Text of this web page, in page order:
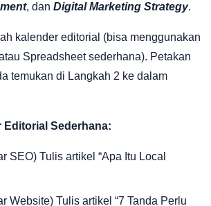
, dan Digital Marketing Strategy.
kalender editorial (bisa menggunakan
Spreadsheet sederhana). Petakan
temukan di Langkah 2 ke dalam
Sederhana:
SEO) Tulis artikel “Apa Itu Local
Website) Tulis artikel “7 Tanda Perlu